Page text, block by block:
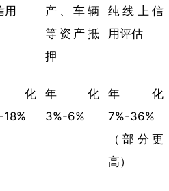
用
产、车辆
等资产抵
押
纯线上信
用评估
化
年化
3%-6%
年化
7%-36%
（部分更
高）